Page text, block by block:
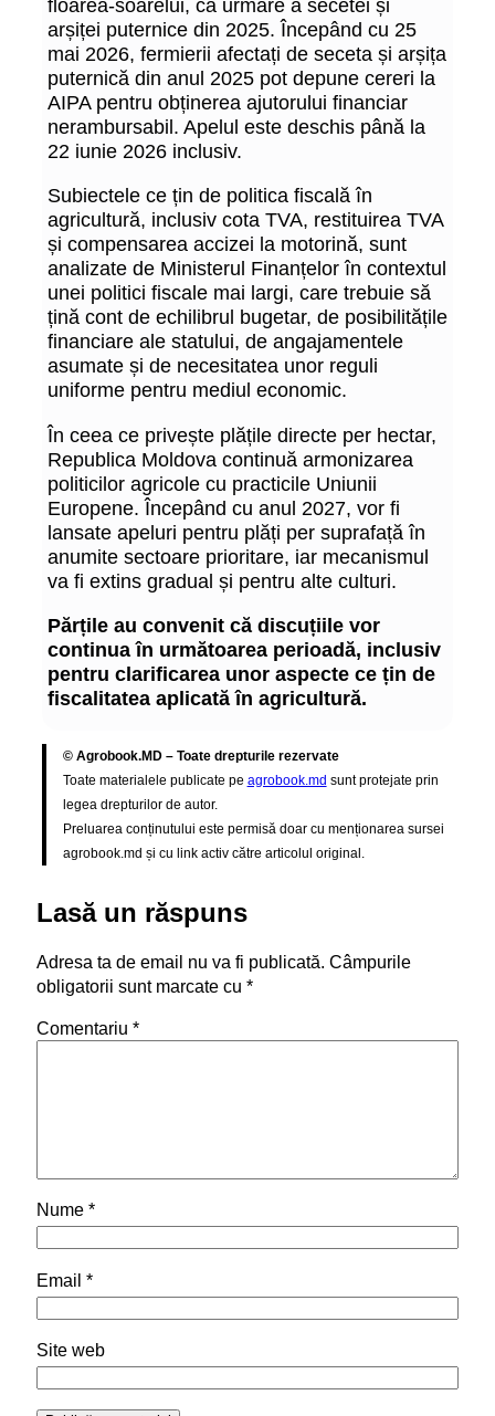
floarea-soarelui, ca urmare a secetei și
arșiței puternice din 2025. Începând cu 25
mai 2026, fermierii afectați de seceta și arșița
puternică din anul 2025 pot depune cereri la
AIPA pentru obținerea ajutorului financiar
nerambursabil. Apelul este deschis până la
22 iunie 2026 inclusiv.
Subiectele ce țin de politica fiscală în
agricultură, inclusiv cota TVA, restituirea TVA
și compensarea accizei la motorină, sunt
analizate de Ministerul Finanțelor în contextul
unei politici fiscale mai largi, care trebuie să
țină cont de echilibrul bugetar, de posibilitățile
financiare ale statului, de angajamentele
asumate și de necesitatea unor reguli
uniforme pentru mediul economic.
În ceea ce privește plățile directe per hectar,
Republica Moldova continuă armonizarea
politicilor agricole cu practicile Uniunii
Europene. Începând cu anul 2027, vor fi
lansate apeluri pentru plăți per suprafață în
anumite sectoare prioritare, iar mecanismul
va fi extins gradual și pentru alte culturi.
Părțile au convenit că discuțiile vor
continua în următoarea perioadă, inclusiv
pentru clarificarea unor aspecte ce țin de
fiscalitatea aplicată în agricultură.
© Agrobook.MD – Toate drepturile rezervate
Toate materialele publicate pe agrobook.md sunt protejate prin
legea drepturilor de autor.
Preluarea conținutului este permisă doar cu menționarea sursei
agrobook.md și cu link activ către articolul original.
Lasă un răspuns
Adresa ta de email nu va fi publicată. Câmpurile
obligatorii sunt marcate cu *
Comentariu *
Nume *
Email *
Site web